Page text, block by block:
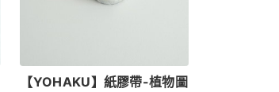
【YOHAKU】紙膠帶-植物圖